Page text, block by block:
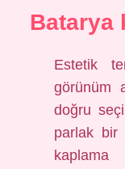
Batarya
Estetik
görünüm
doğru
parlak bir